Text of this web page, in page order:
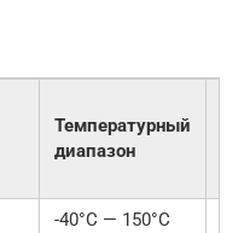
Температурный
диапазон
-40°C — 150°C